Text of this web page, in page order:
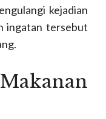
kejadian
ingatan tersebut